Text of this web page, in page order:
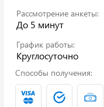
Рассмотрение анкеты:
До 5 минут
График работы:
Круглосуточно
Способы получения: